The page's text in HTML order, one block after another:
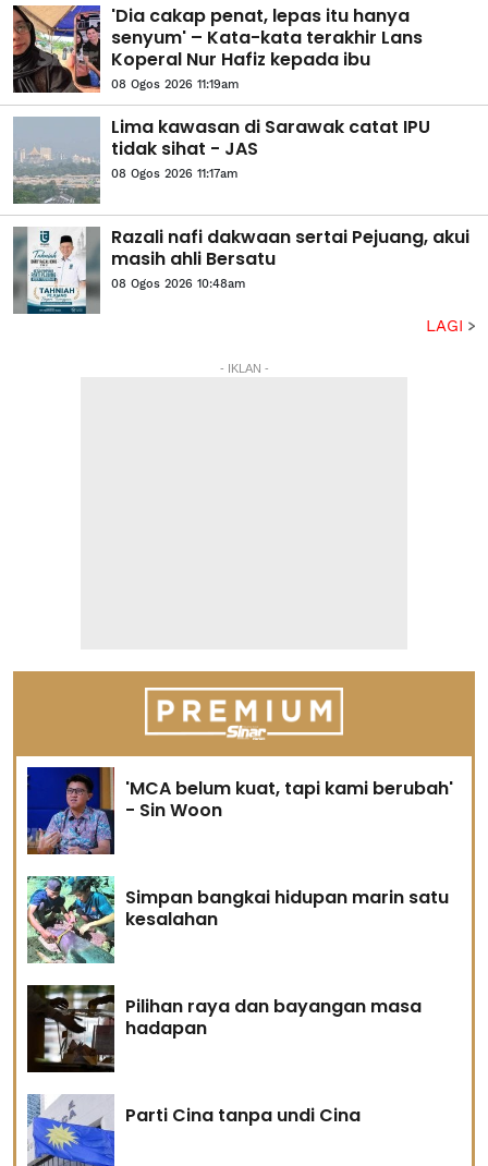
'Dia cakap penat, lepas itu hanya
senyum' – Kata-kata terakhir Lans
Koperal Nur Hafiz kepada ibu
08 Ogos 2026 11:19am
Lima kawasan di Sarawak catat IPU
tidak sihat - JAS
08 Ogos 2026 11:17am
Razali nafi dakwaan sertai Pejuang, akui
masih ahli Bersatu
08 Ogos 2026 10:48am
LAGI
- IKLAN -
'MCA belum kuat, tapi kami berubah'
- Sin Woon
Simpan bangkai hidupan marin satu
kesalahan
Pilihan raya dan bayangan masa
hadapan
Parti Cina tanpa undi Cina